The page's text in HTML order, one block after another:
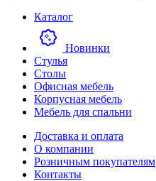
Каталог
Новинки
Стулья
Столы
Офисная мебель
Корпусная мебель
Мебель для спальни
Доставка и оплата
О компании
Розничным покупателям
Контакты